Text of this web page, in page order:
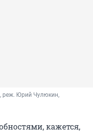
реж. Юрий Чулюкин,
кажется,